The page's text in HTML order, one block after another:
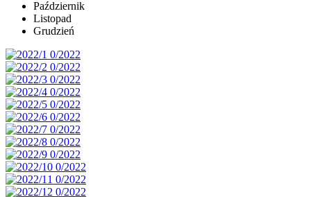
Październik
Listopad
Grudzień